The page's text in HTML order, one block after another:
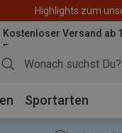
Highlights zum
Kostenloser Versand ab
Euro
Sportarten